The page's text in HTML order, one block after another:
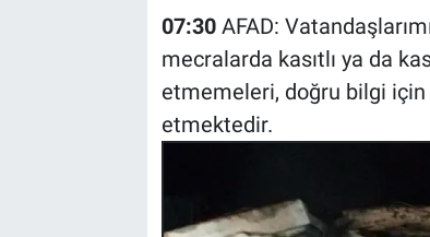
07:30AFAD:
mecralarda kasıtlı ya da
etmemeleri, doğru bilgi
etmektedir.